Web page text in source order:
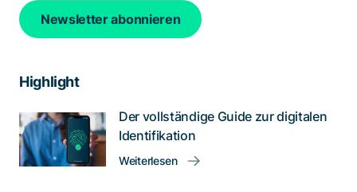
Newsletter abonnieren
Highlight
Der vollständige Guide zur digitalen
Identifikation
Weiterlesen